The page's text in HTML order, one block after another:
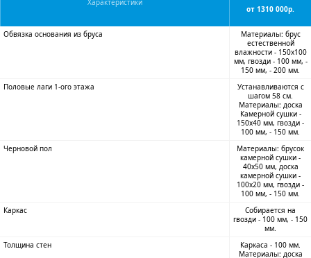
от 1310 000р.
Обвязка основания из бруса
Материалы: брус
естественной
влажности - 150х100
мм, гвозди - 100 мм, -
150 мм, - 200 мм.
Половые лаги 1-ого этажа
Устанавливаются с
шагом 58 см.
Материалы: доска
Камерной сушки -
150х40 мм, гвозди -
100 мм, - 150 мм.
Черновой пол
Материалы: брусок
камерной сушки -
40х50 мм, доска
камерной сушки -
100х20 мм, гвозди -
100 мм, - 150 мм.
Каркас
Собирается на
гвозди - 100 мм, - 150
мм.
Толщина стен
Каркаса - 100 мм.
Материалы: доска